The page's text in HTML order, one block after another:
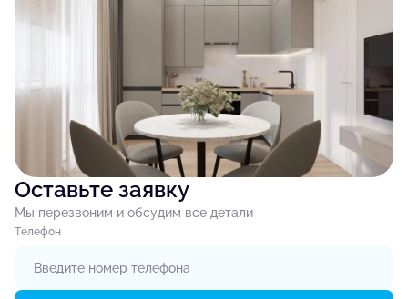
Оставьте заявку
Мы перезвоним и обсудим все детали
Tелефон